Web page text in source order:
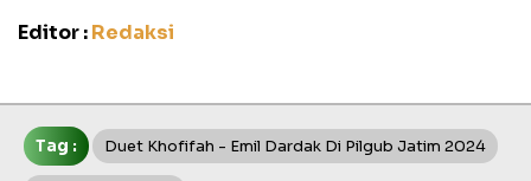
Editor :Redaksi
Tag : Duet Khofifah - Emil Dardak Di Pilgub Jatim 2024